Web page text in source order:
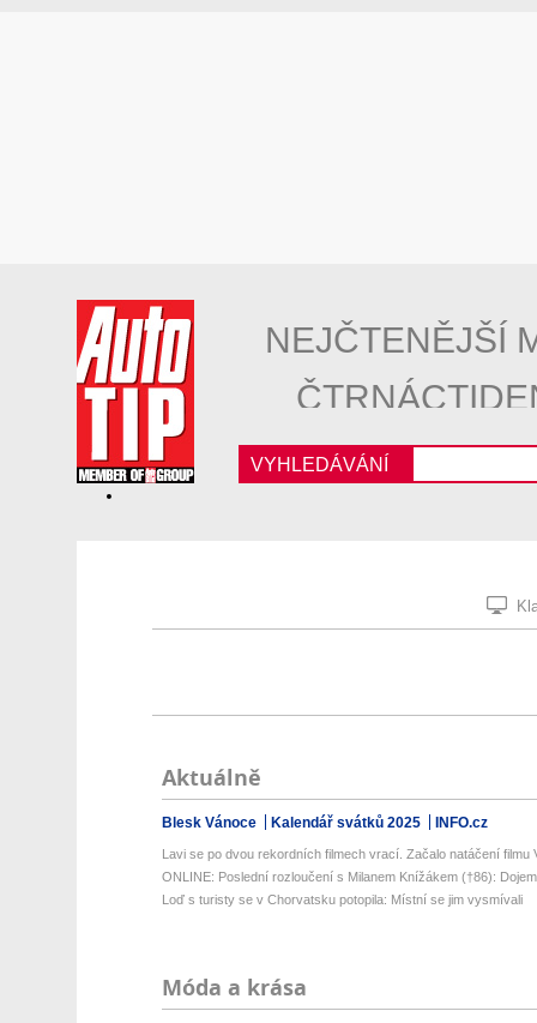
NEJČTENĚJŠÍ
VYHLEDÁVÁNÍ
Aktuálně
Blesk Vánoce Kalendář svátků 2025 INFO.cz
Lavi se po dvou rekordních filmech vrací. Začalo natáčení filmu
ONLINE: Poslední rozloučení s Milanem Knížákem (†86):
Loď s turisty se v Chorvatsku potopila: Místní se jim vysmívali
Móda a krása